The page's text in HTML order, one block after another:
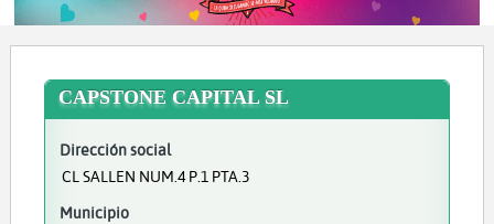
CAPSTONE CAPITAL SL
Dirección social
CL SALLEN NUM.4 P.1 PTA.3
Municipio